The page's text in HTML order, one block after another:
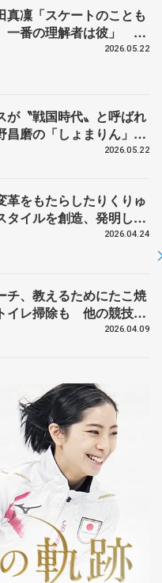
真凜「スケートのことも
一番の理解者は彼」 引
ンタビューで語った競技
2026.05.22
が〝戦国時代〟と呼ばれ
磨の「しょまりん」ら
いで参戦 国内の競争激
2026.05.22
革をもたらしたりくりゅ
イルを創造、発明した
②】
2026.04.24
チ、教えるためにたこ焼
イレ掃除も 他の競技に
いう坂本花織の筋肉2026.04.09